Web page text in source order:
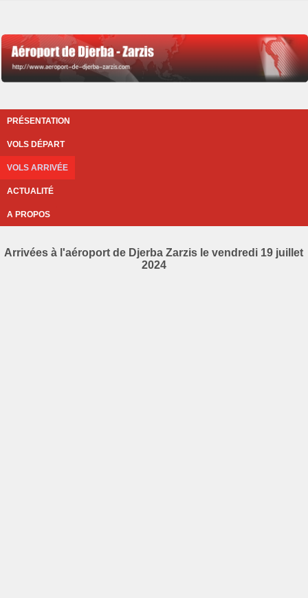
PRÉSENTATION
VOLS DÉPART
VOLS ARRIVÉE
ACTUALITÉ
A PROPOS
Arrivées à l'aéroport de Djerba Zarzis le vendredi 19 juillet
2024